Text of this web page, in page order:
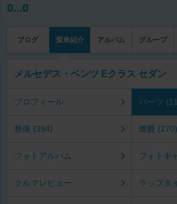
0...0
ブログ 愛車紹介 アルバム グループ
メルセデス・ベンツ Eクラス セダン
プロフィール パーツ
整備 (394) 燃費 (270)
フォトアルバム フォトギ
クルマレビュー ラップタ